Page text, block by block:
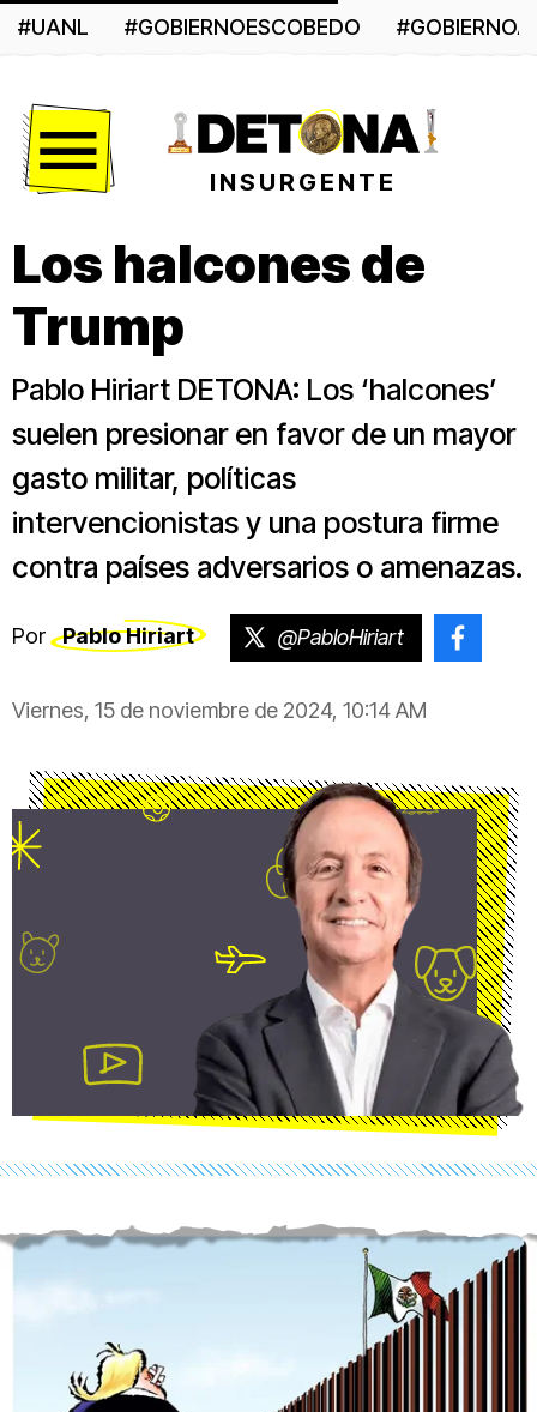
#UANL #GOBIERNOESCOBEDO
INSURGENTE
Los halcones de
Trump
Pablo Hiriart DETONA: Los ‘halcones’
suelen presionar en favor de un mayor
gasto militar, políticas
intervencionistas y una postura firme
contra países adversarios o amenazas.
Por Pablo Hiriart @PabloHiriart
Viernes, 15 de noviembre de 2024, 10:14 AM